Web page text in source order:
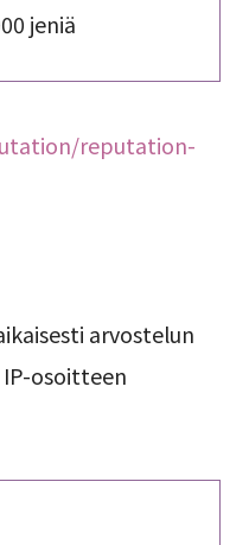
jeniä
reputation-
arvostelun
osoitteen